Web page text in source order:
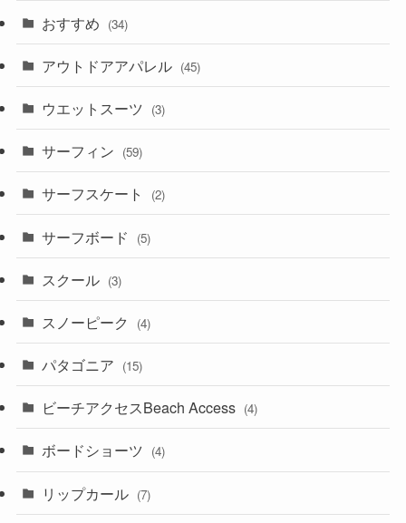
おすすめ (34)
アウトドアアパレル (45)
ウエットスーツ (3)
サーフィン (59)
サーフスケート (2)
サーフボード (5)
スクール (3)
スノーピーク (4)
パタゴニア (15)
ビーチアクセスBeach Access (4)
ボードショーツ (4)
リップカール (7)